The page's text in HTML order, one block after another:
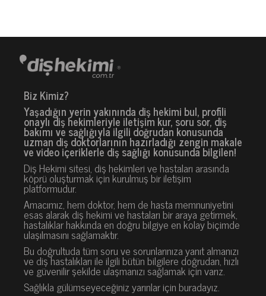
Biz Kimiz?
Yaşadığın yerin yakınında diş hekimi bul, profili
onaylı diş hekimleriyle iletişim kur, soru sor, diş
bakımı ve sağlığıyla ilgili doğrudan konusunda
uzman diş doktorlarının hazırladığı zengin makale
ve video içeriklerle diş sağlığı konusunda bilgilen!
Diş Hekimi sitesi, diş hekimleri ve hastaları arasında
köprü oluşturmak için kurulmuş bir iletişim
platformudur.
Amacımız, hem doktor, hem de hasta memnuniyetini
esas alarak diş hekimi ve hastaları bir araya getirmek,
hastalıklar hakkında en doğru bilgiye en kolay biçimde
ulaşılmasını sağlamaktır.
Bu doğrultuda tüm soru ve sorunlarınıza yanıt almanızı
ve diş hastalıkları ile ilgili bütün bilgilere doğrudan, hızlı
ve güvenilir şekilde ulaşmanızı sağlamak için varız.
Sağlıkla gülümseyeceğiniz yarınlar için buradayız.